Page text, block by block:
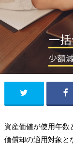
資産価値が使用年数
価償却の適用対象と